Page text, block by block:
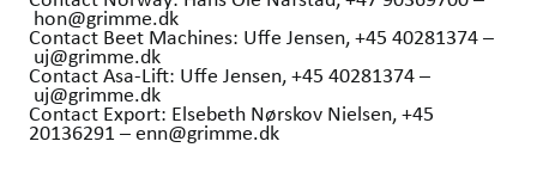
hon@grimme.dk
Contact Beet Machines: Uffe Jensen, +45 40281374 –
uj@grimme.dk
Contact Asa-Lift: Uffe Jensen, +45 40281374 –
uj@grimme.dk
Contact Export: Elsebeth Nørskov Nielsen, +45
20136291 – enn@grimme.dk